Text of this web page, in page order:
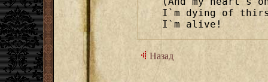
I`m dying of
I`m alive!
Назад